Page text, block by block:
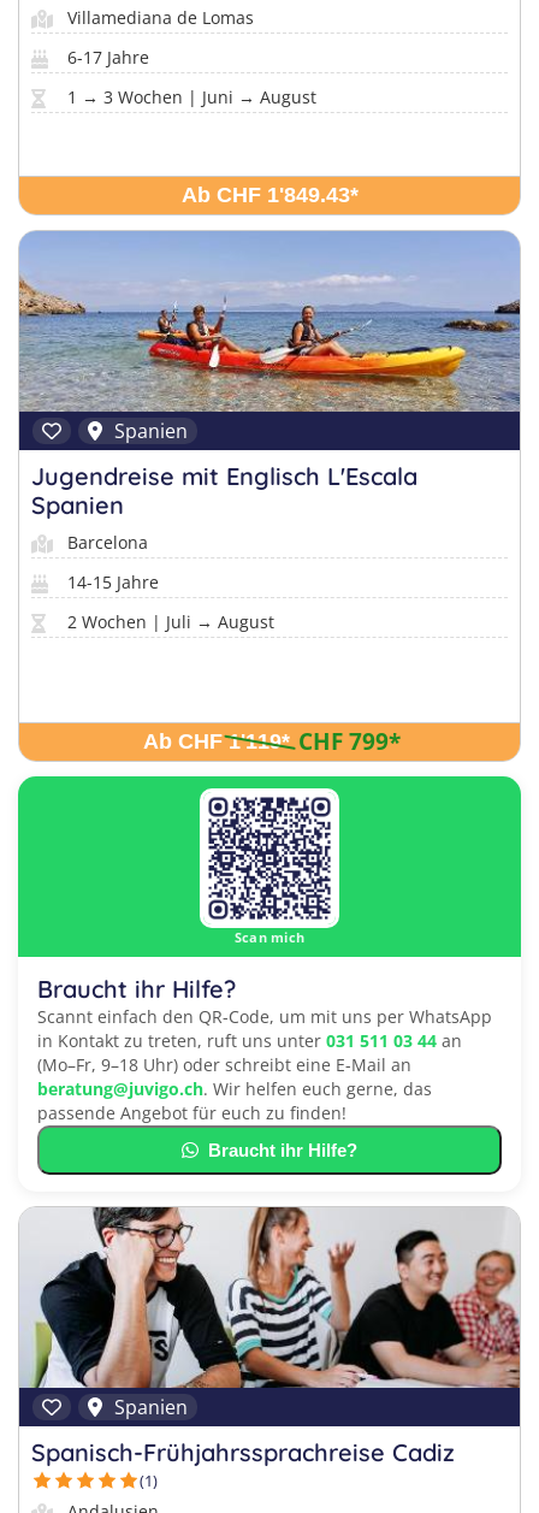
Villamediana de Lomas
6-17 Jahre
1 → 3 Wochen | Juni → August
Ab CHF 1'849.43*
Spanien
Jugendreise mit Englisch L'Escala
Spanien
Barcelona
14-15 Jahre
2 Wochen | Juli → August
Ab CHF 1'119* CHF 799*
Scan mich
Braucht ihr Hilfe?
Scannt einfach den QR-Code, um mit uns per WhatsApp
in Kontakt zu treten, ruft uns unter 031 511 03 44 an
(Mo–Fr, 9–18 Uhr) oder schreibt eine E-Mail an
beratung@juvigo.ch. Wir helfen euch gerne, das
passende Angebot für euch zu finden!
Braucht ihr Hilfe?
Spanien
Spanisch-Frühjahrssprachreise Cadiz
(1)